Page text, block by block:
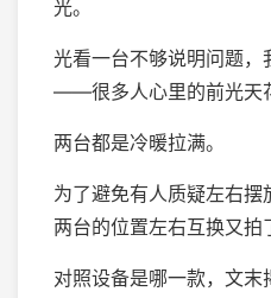
光。
光看一台不够说明问题，
——很多人心里的前光天
两台都是冷暖拉满。
为了避免有人质疑左右
两台的位置左右互换又拍
对照设备是哪一款，文